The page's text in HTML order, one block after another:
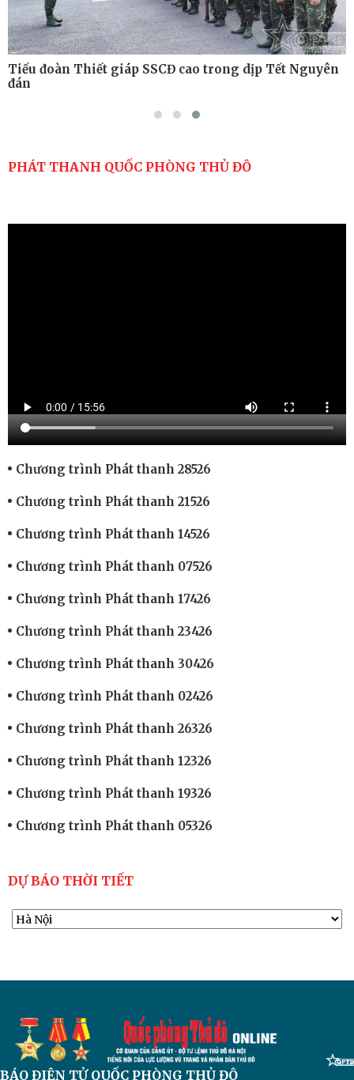
Tiểu đoàn Thiết giáp SSCĐ cao trong dịp Tết Nguyên
đán
PHÁT THANH QUỐC PHÒNG THỦ ĐÔ
Chương trình Phát thanh 28526
Chương trình Phát thanh 21526
Chương trình Phát thanh 14526
Chương trình Phát thanh 07526
Chương trình Phát thanh 17426
Chương trình Phát thanh 23426
Chương trình Phát thanh 30426
Chương trình Phát thanh 02426
Chương trình Phát thanh 26326
Chương trình Phát thanh 12326
Chương trình Phát thanh 19326
Chương trình Phát thanh 05326
DỰ BÁO THỜI TIẾT
BÁO ĐIỆN TỬQUỐC PHÒNG THỦ ĐÔ